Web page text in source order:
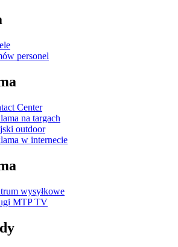
personel
Center
na targach
outdoor
w internecie
wysyłkowe
MTP TV